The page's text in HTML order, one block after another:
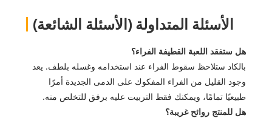
الأسئلة المتداولة (الأسئلة الشائعة)
هل ستفقد اللعبة القطيفة الفراء؟
بالكاد ستلاحظ سقوط الفراء عند استخدامه وغسله بلطف. يعد
وجود القليل من الفراء المفكوك على الدمى الجديدة أمرًا
طبيعيًا تمامًا، ويمكنك فقط التربيت عليه برفق للتخلص منه.
هل للمنتج روائح غريبة؟